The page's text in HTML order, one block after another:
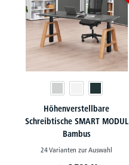
Höhenverstellbare
Schreibtische SMART MODUL
Bambus
24 Varianten zur Auswahl